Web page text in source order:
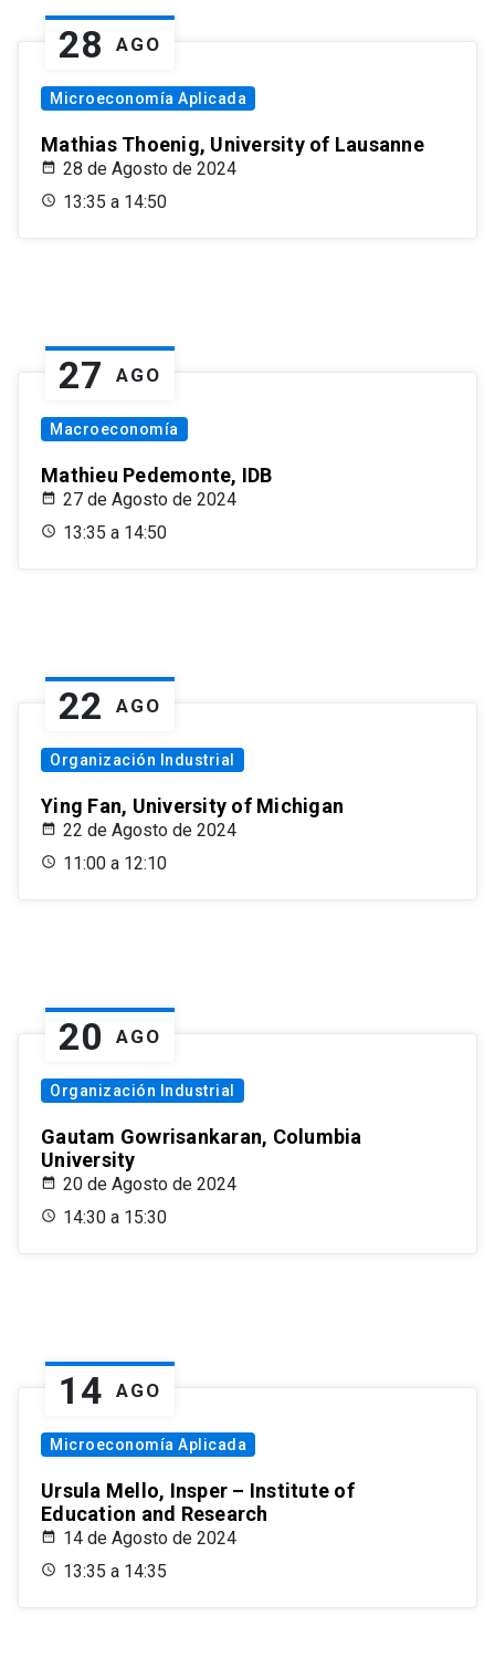
28 AGO
Microeconomía Aplicada
Mathias Thoenig, University of Lausanne
28 de Agosto de 2024
13:35 a 14:50
27 AGO
Macroeconomía
Mathieu Pedemonte, IDB
27 de Agosto de 2024
13:35 a 14:50
22 AGO
Organización Industrial
Ying Fan, University of Michigan
22 de Agosto de 2024
11:00 a 12:10
20 AGO
Organización Industrial
Gautam Gowrisankaran, Columbia
University
20 de Agosto de 2024
14:30 a 15:30
14 AGO
Microeconomía Aplicada
Ursula Mello, Insper – Institute of
Education and Research
14 de Agosto de 2024
13:35 a 14:35